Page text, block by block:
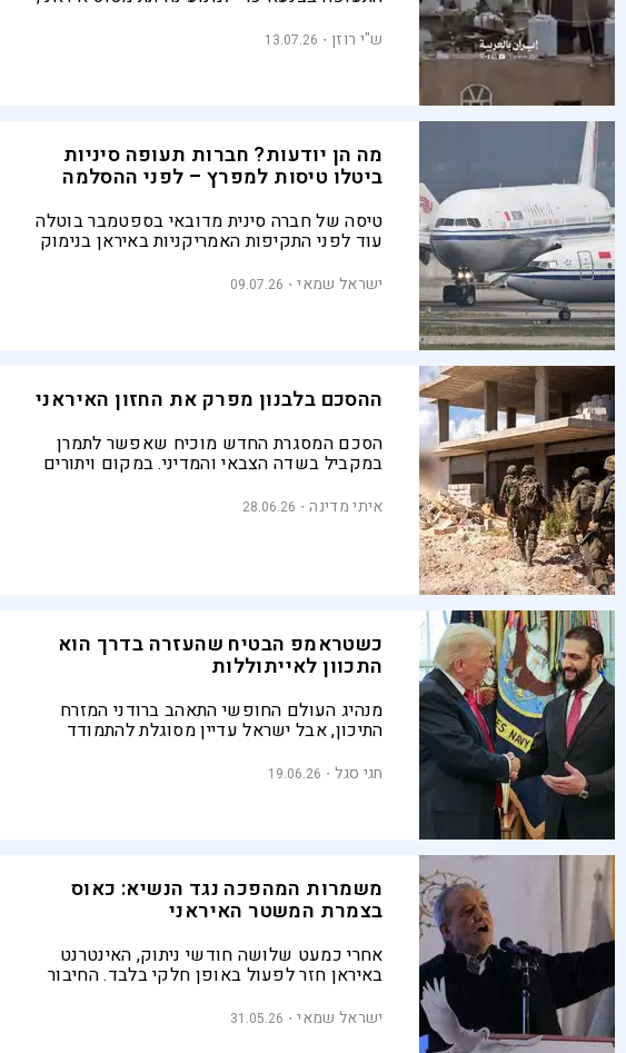
ש"י רוזן 13.07.26
מה הן יודעות? חברות תעופה סיניות
ביטלו טיסות למפרץ – לפני ההסלמה
טיסה של חברה סינית מדובאי בספטמבר בוטלה
עוד לפני התקיפות האמריקניות באיראן בנימוק
קווי תעופה סיניים באזור מציג ביטולי ודחיות
ישראל שמאי 09.07.26
ההסכם בלבנון מפרק את החזון האיראני
הסכם המסגרת החדש מוכיח שאפשר לתמרן
במקביל בשדה הצבאי והמדיני. במקום ויתורים
לנוכחות צה"ל בדרום לבנון ולהמשך חופש
איתי מדינה 28.06.26
כשטראמפ הבטיח שהעזרה בדרך הוא
התכוון לאייתוללות
מנהיג העולם החופשי התאהב ברודני המזרח
התיכון, אבל ישראל עדיין מסוגלת להתמודד
הפנימית
חגי סגל 19.06.26
משמרות המהפכה נגד הנשיא: כאוס
בצמרת המשטר האיראני
אחרי כמעט שלושה חודשי ניתוק, האינטרנט
באיראן חזר לפעול באופן חלקי בלבד. החיבור
למשמרות המהפכה, ומשבר משילות עמוק
ישראל שמאי 31.05.26